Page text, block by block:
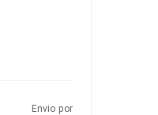
Envio por